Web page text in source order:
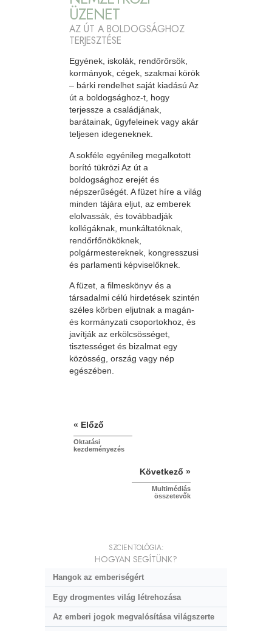
ÜZENET
AZ ÚT A BOLDOGSÁGHOZ
TERJESZTÉSE
Egyének, iskolák, rendőrőrsök,
kormányok, cégek, szakmai körök
– bárki rendelhet saját kiadású Az
út a boldogsághoz-t, hogy
terjessze a családjának,
barátainak, ügyfeleinek vagy akár
teljesen idegeneknek.
A sokféle egyénileg megalkotott
borító tükrözi Az út a
boldogsághoz erejét és
népszerűségét. A füzet híre a világ
minden tájára eljut, az emberek
elolvassák, és továbbadják
kollégáknak, munkáltatóknak,
rendőrfőnököknek,
polgármestereknek, kongresszusi
és parlamenti képviselőknek.
A füzet, a filmeskönyv és a
társadalmi célú hirdetések szintén
széles körben eljutnak a magán-
és kormányzati csoportokhoz, és
javítják az erkölcsösséget,
tisztességet és bizalmat egy
közösség, ország vagy nép
egészében.
« Előző
Oktatási
kezdeményezés
Következő »
Multimédiás
összetevők
SZCIENTOLÓGIA:
HOGYAN SEGÍTÜNK?
Hangok az emberiségért
Egy drogmentes világ létrehozása
Az emberi jogok megvalósítása világszerte